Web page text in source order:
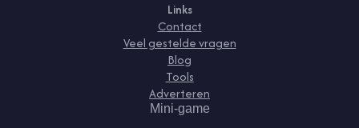
Links
Contact
Veel gestelde vragen
Blog
Tools
Adverteren
Mini-game